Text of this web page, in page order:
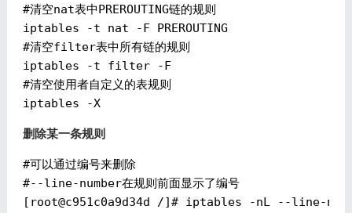
#清空nat表中PREROUTING链的规则
iptables -t nat -F PREROUTING
#清空filter表中所有链的规则
iptables -t filter -F
#清空使用者自定义的表规则
iptables -X
删除某一条规则
#可以通过编号来删除
#--line-number在规则前面显示了编号
[ root@c951c0a9d34d /]# iptables -nL --line-